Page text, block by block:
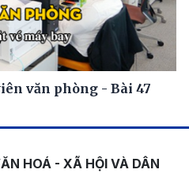
văn phòng - Bài 47
HOÁ - XÃ HỘI VÀ DÂN